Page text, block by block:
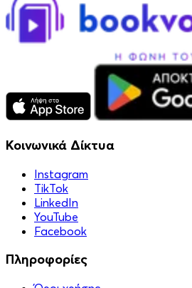
Κοινωνικά Δίκτυα
Instagram
TikTok
LinkedIn
YouTube
Facebook
Πληροφορίες